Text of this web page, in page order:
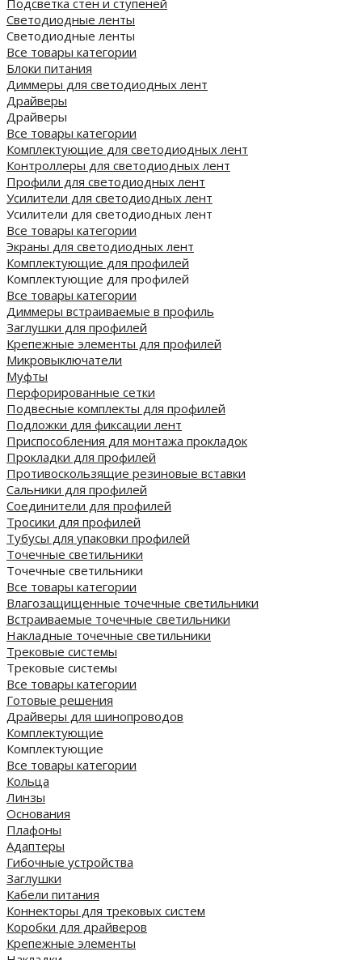
Светодиодные ленты
Светодиодные ленты
Все товары категории
Блоки питания
Диммеры для светодиодных лент
Драйверы
Драйверы
Все товары категории
Комплектующие для светодиодных лент
Контроллеры для светодиодных лент
Профили для светодиодных лент
Усилители для светодиодных лент
Усилители для светодиодных лент
Все товары категории
Экраны для светодиодных лент
Комплектующие для профилей
Комплектующие для профилей
Все товары категории
Диммеры встраиваемые в профиль
Заглушки для профилей
Крепежные элементы для профилей
Микровыключатели
Муфты
Перфорированные сетки
Подвесные комплекты для профилей
Подложки для фиксации лент
Приспособления для монтажа прокладок
Прокладки для профилей
Противоскользящие резиновые вставки
Сальники для профилей
Соединители для профилей
Тросики для профилей
Тубусы для упаковки профилей
Точечные светильники
Точечные светильники
Все товары категории
Влагозащищенные точечные светильники
Встраиваемые точечные светильники
Накладные точечные светильники
Трековые системы
Трековые системы
Все товары категории
Готовые решения
Драйверы для шинопроводов
Комплектующие
Комплектующие
Все товары категории
Кольца
Линзы
Основания
Плафоны
Адаптеры
Гибочные устройства
Заглушки
Кабели питания
Коннекторы для трековых систем
Коробки для драйверов
Крепежные элементы